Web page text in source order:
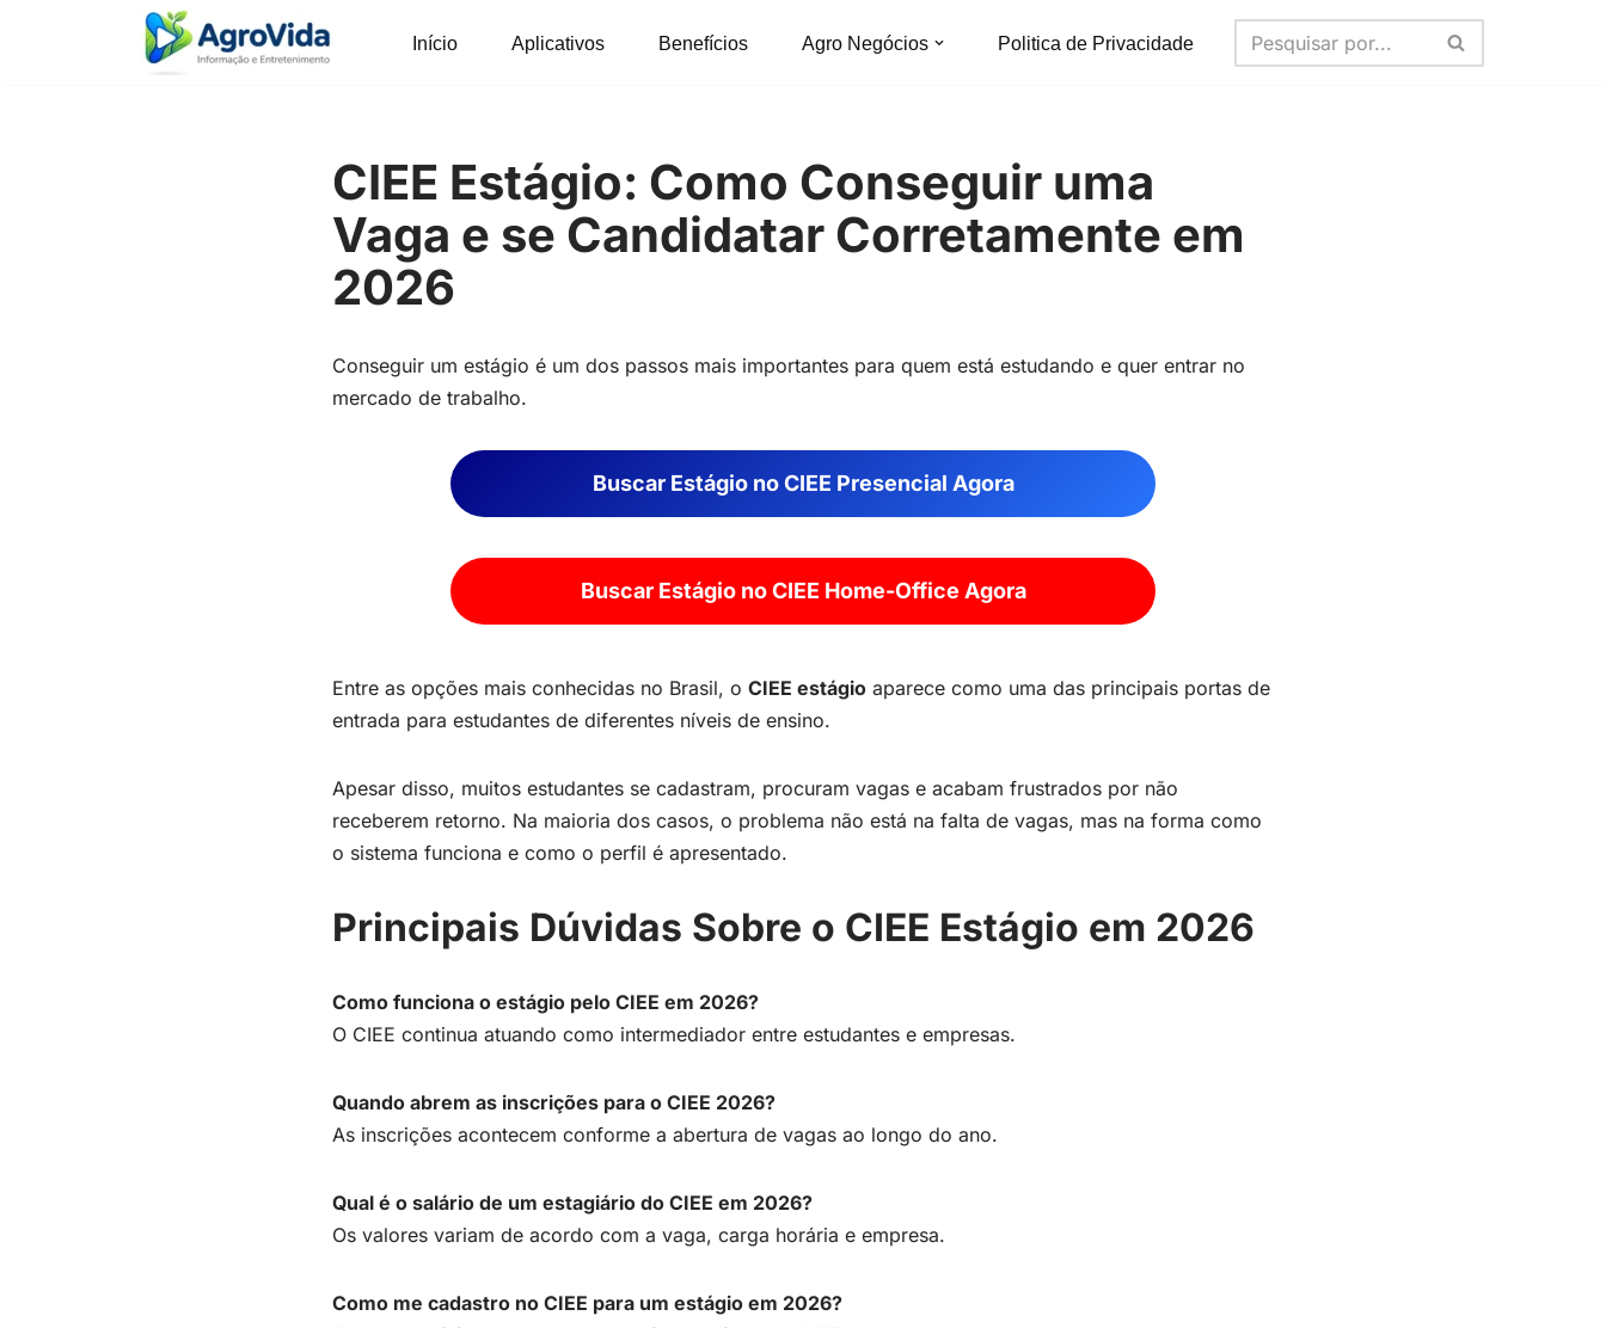
Início Aplicativos Benefícios Agro Negócios Politica de Privacidade
CIEE Estágio: Como Conseguir uma
Vaga e se Candidatar Corretamente em
2026
Conseguir um estágio é um dos passos mais importantes para quem está estudando e quer entrar no
mercado de trabalho.
Buscar Estágio no CIEE Presencial Agora
Buscar Estágio no CIEE Home-Office Agora
Entre as opções mais conhecidas no Brasil, o CIEE estágioaparece como uma das principais portas de
entrada para estudantes de diferentes níveis de ensino.
Apesar disso, muitos estudantes se cadastram, procuram vagas e acabam frustrados por não
receberem retorno. Na maioria dos casos, o problema não está na falta de vagas, mas na forma como
o sistema funciona e como o perfil é apresentado.
Principais Dúvidas Sobre o CIEE Estágio em 2026
Como funciona o estágio pelo CIEE em 2026?
O CIEE continua atuando como intermediador entre estudantes e empresas.
Quando abrem as inscrições para o CIEE 2026?
As inscrições acontecem conforme a abertura de vagas ao longo do ano.
Qual é o salário de um estagiário do CIEE em 2026?
Os valores variam de acordo com a vaga, carga horária e empresa.
Como me cadastro no CIEE para um estágio em 2026?